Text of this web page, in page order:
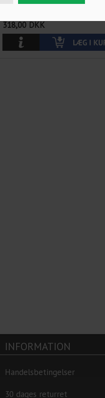
318,00 DKK
INFORMATION
Handelsbetingelser
30 dages returret